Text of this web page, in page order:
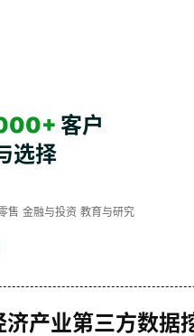
客户
选择
售 金融与投资 教育与研究
产业第三方数据